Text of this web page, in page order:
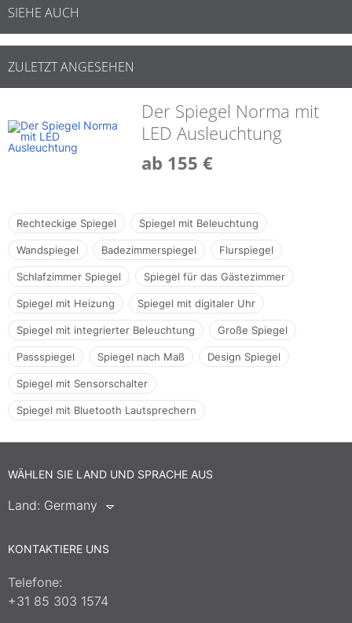
SIEHE AUCH
ZULETZT ANGESEHEN
Der Spiegel Norma mit
LED Ausleuchtung
ab 155 €
Rechteckige Spiegel Spiegel mit Beleuchtung
Wandspiegel Badezimmerspiegel Flurspiegel
Schlafzimmer Spiegel Spiegel für das Gästezimmer
Spiegel mit Heizung Spiegel mit digitaler Uhr
Spiegel mit integrierter Beleuchtung Große Spiegel
Passspiegel Spiegel nach Maß Design Spiegel
Spiegel mit Sensorschalter
Spiegel mit Bluetooth Lautsprechern
WÄHLEN SIE LAND UND SPRACHE AUS
Land: Germany
KONTAKTIERE UNS
Telefone:
+31 85 303 1574